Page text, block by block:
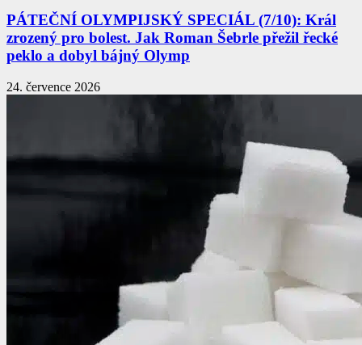
PÁTEČNÍ OLYMPIJSKÝ SPECIÁL (7/10): Král
zrozený pro bolest. Jak Roman Šebrle přežil řecké
peklo a dobyl bájný Olymp
24. července 2026